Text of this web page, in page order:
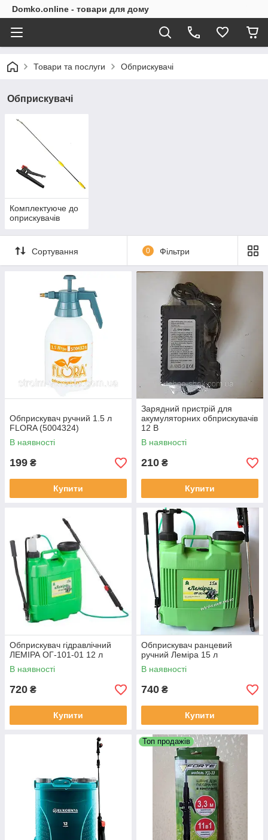
Domko.online - товари для дому
Товари та послуги Обприскувачі
Обприскувачі
Комплектуюче до
оприскувачів
Сортування 0 Фільтри
Обприскувач ручний 1.5 л
FLORA (5004324)
В наявності
199 ₴
Купити
Зарядний пристрій для
акумуляторних обприскувачів
12 В
В наявності
210 ₴
Купити
Обприскувач гідравлічний
ЛЕМІРА ОГ-101-01 12 л
В наявності
720 ₴
Купити
Обприскувач ранцевий
ручний Леміра 15 л
В наявності
740 ₴
Купити
Топ продажів